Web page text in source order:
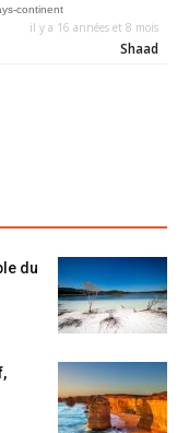
continent
il y a 16 années et 8 mois
Shaad
du